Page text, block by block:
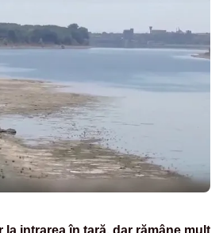
la intrarea în țară, dar rămâne mult